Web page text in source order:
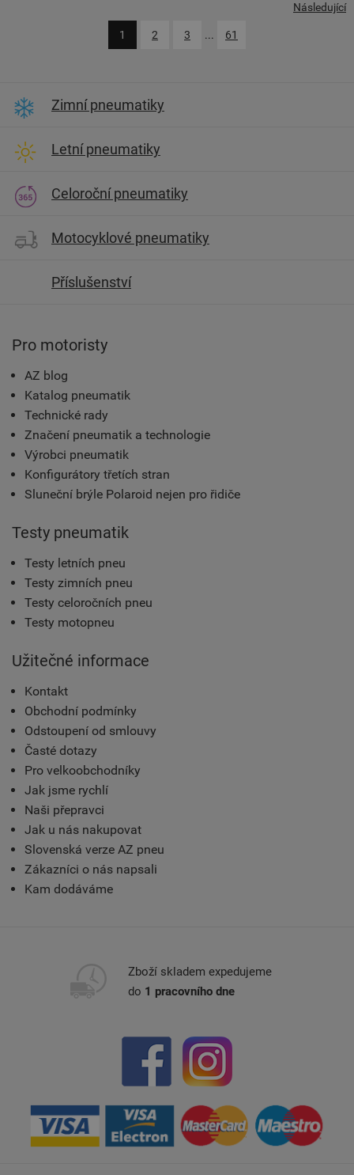
1 2 3 ... 61
Následující
Zimní pneumatiky
Letní pneumatiky
Celoroční pneumatiky
Motocyklové pneumatiky
Příslušenství
Pro motoristy
AZ blog
Katalog pneumatik
Technické rady
Značení pneumatik a technologie
Výrobci pneumatik
Konfigurátory třetích stran
Sluneční brýle Polaroid nejen pro řidiče
Testy pneumatik
Testy letních pneu
Testy zimních pneu
Testy celoročních pneu
Testy motopneu
Užitečné informace
Kontakt
Obchodní podmínky
Odstoupení od smlouvy
Časté dotazy
Pro velkoobchodníky
Jak jsme rychlí
Naši přepravci
Jak u nás nakupovat
Slovenská verze AZ pneu
Zákazníci o nás napsali
Kam dodáváme
Zboží skladem expedujeme
do 1 pracovního dne